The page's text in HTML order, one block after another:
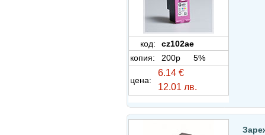
код:
cz102ae
копия:
200p 5%
цена:
6.14 €
12.01 лв.